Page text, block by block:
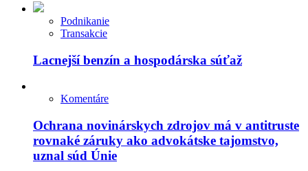
Podnikanie
Transakcie
Lacnejší benzín a hospodárska súťaž
Komentáre
Ochrana novinárskych zdrojov má v antitruste
rovnaké záruky ako advokátske tajomstvo,
uznal súd Únie